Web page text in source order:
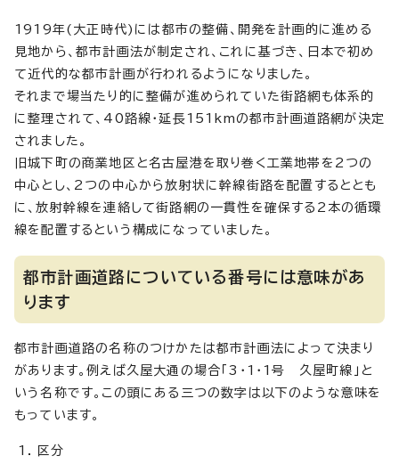
1919年(大正時代)には都市の整備、開発を計画的に進める
見地から、都市計画法が制定され、これに基づき、日本で初め
て近代的な都市計画が行われるようになりました。
それまで場当たり的に整備が進められていた街路網も体系的
に整理されて、40路線・延長151kmの都市計画道路網が決定
されました。
旧城下町の商業地区と名古屋港を取り巻く工業地帯を2つの
中心とし、2つの中心から放射状に幹線街路を配置するととも
に、放射幹線を連絡して街路網の一貫性を確保する2本の循環
線を配置するという構成になっていました。
都市計画道路についている番号には意味があ
ります
都市計画道路の名称のつけかたは都市計画法によって決まり
があります。例えば久屋大通の場合「3・1・1号 久屋町線」と
いう名称です。この頭にある三つの数字は以下のような意味を
もっています。
区分